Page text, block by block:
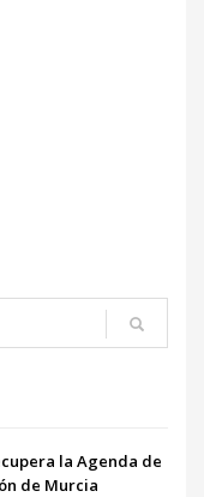
la Agenda de
de Murcia